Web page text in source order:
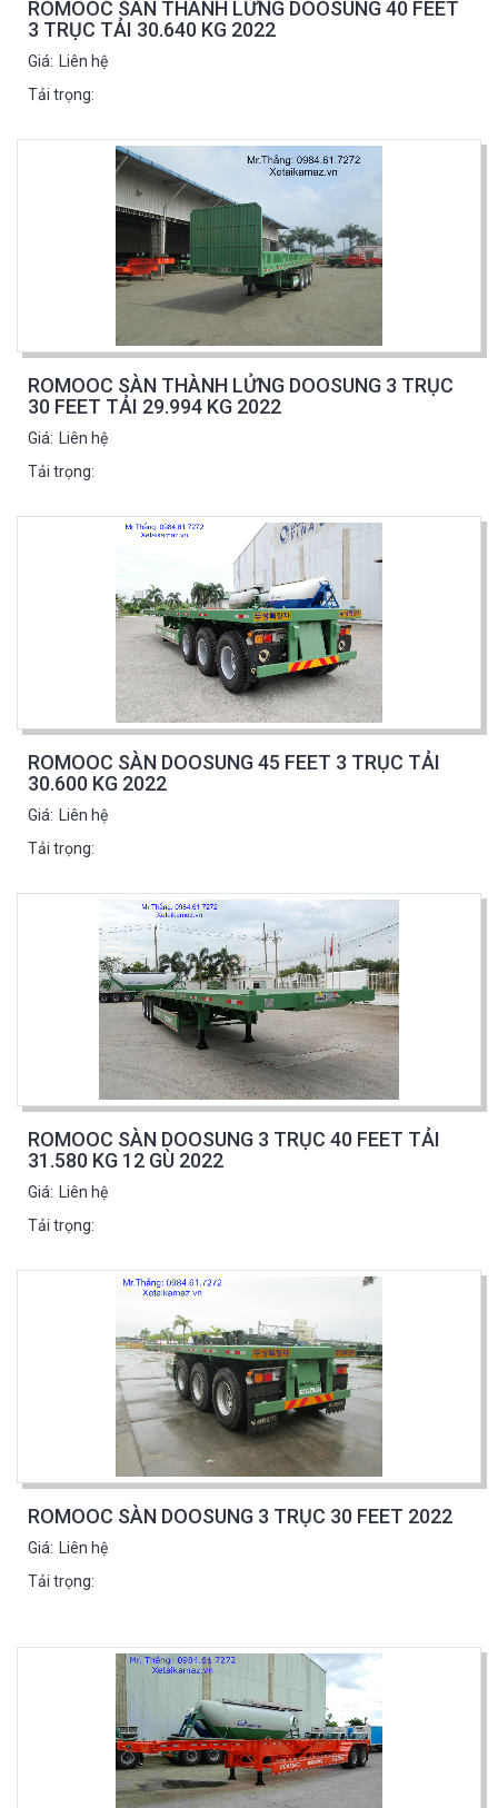
ROMOOC SÀN THÀNH LỬNG DOOSUNG 40 FEET
3 TRỤC TẢI 30.640 KG 2022
Giá:
Liên hệ
Tải trọng:
ROMOOC SÀN THÀNH LỬNG DOOSUNG 3 TRỤC
30 FEET TẢI 29.994 KG 2022
Giá:
Liên hệ
Tải trọng:
ROMOOC SÀN DOOSUNG 45 FEET 3 TRỤC TẢI
30.600 KG 2022
Giá:
Liên hệ
Tải trọng:
ROMOOC SÀN DOOSUNG 3 TRỤC 40 FEET TẢI
31.580 KG 12 GÙ 2022
Giá:
Liên hệ
Tải trọng:
ROMOOC SÀN DOOSUNG 3 TRỤC 30 FEET 2022
Giá:
Liên hệ
Tải trọng: